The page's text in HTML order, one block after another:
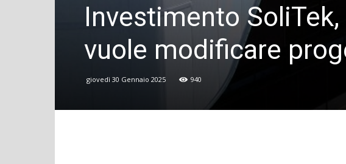
Investimento
vuole modificare
giovedì 30 Gennaio 2025 940